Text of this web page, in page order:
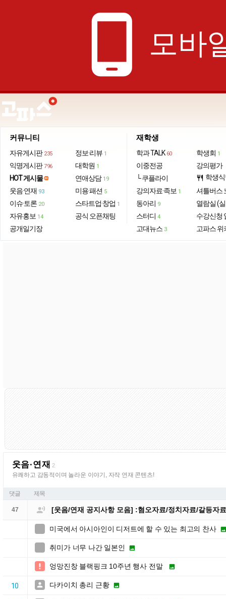
phone_android 모바
커뮤니티
자유게시판 235
익명게시판 796
HOT 게시물
웃음·연재 93
이슈·토론 20
자유홍보 14
공개일기장
정보·리뷰 1
대학원 1
연애상담 19
미용·패션 5
스타트업·창업 1
공식 오픈채팅
재학생
학과 TALK 60
이중전공
└ 쿠플라이
강의자료·족보 1
동아리 9
스터디 4
고대뉴스 3
학생회 1
강의평가
restaurant 학생
셔틀버스
열람실 (
수강신청
고파스 위
웃음·연재 2
유쾌하고 감동적이며 놀라운 이야기, 자작 연재 콘텐츠!
댓글 제목
47  [웃음/연재 공지사항 모음] :혐오자료/정치자료/갈등자
미국에서 아시아인이 디저트에 할 수 있는 최고의 찬사
취미가 너무 나간 일본인 
 엉망진창 블랙핑크 10주년 행사 전말 
10  다카이치 총리 근황 